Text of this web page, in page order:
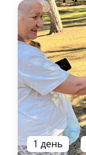
1 день